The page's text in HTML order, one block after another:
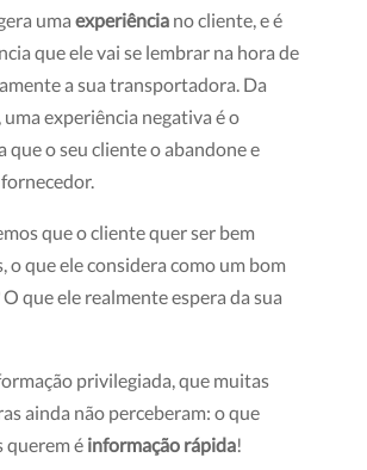
uma experiênciano cliente, e é
que ele vai se lembrar na hora de
a sua transportadora. Da
uma experiência negativa é o
que o seu cliente o abandone e
que o cliente quer ser bem
o que ele considera como um bom
que ele realmente espera da sua
privilegiada, que muitas
ainda não perceberam: o que
querem é informação rápida!